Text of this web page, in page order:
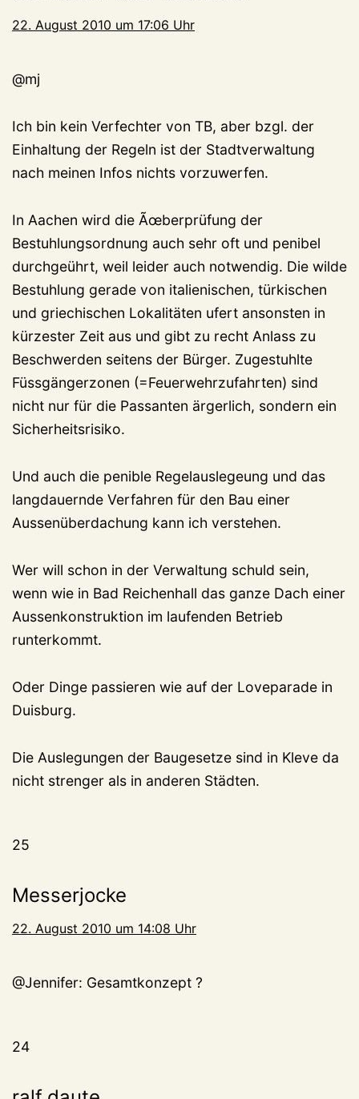
22. August 2010 um 17:06 Uhr
@mj
Ich bin kein Verfechter von TB, aber bzgl. der
Einhaltung der Regeln ist der Stadtverwaltung
nach meinen Infos nichts vorzuwerfen.
In Aachen wird die Ãœberprüfung der
Bestuhlungsordnung auch sehr oft und penibel
durchgeührt, weil leider auch notwendig. Die wilde
Bestuhlung gerade von italienischen, türkischen
und griechischen Lokalitäten ufert ansonsten in
kürzester Zeit aus und gibt zu recht Anlass zu
Beschwerden seitens der Bürger. Zugestuhlte
Füssgängerzonen (=Feuerwehrzufahrten) sind
nicht nur für die Passanten ärgerlich, sondern ein
Sicherheitsrisiko.
Und auch die penible Regelauslegeung und das
langdauernde Verfahren für den Bau einer
Aussenüberdachung kann ich verstehen.
Wer will schon in der Verwaltung schuld sein,
wenn wie in Bad Reichenhall das ganze Dach einer
Aussenkonstruktion im laufenden Betrieb
runterkommt.
Oder Dinge passieren wie auf der Loveparade in
Duisburg.
Die Auslegungen der Baugesetze sind in Kleve da
nicht strenger als in anderen Städten.
25
Messerjocke
22. August 2010 um 14:08 Uhr
@Jennifer: Gesamtkonzept ?
24